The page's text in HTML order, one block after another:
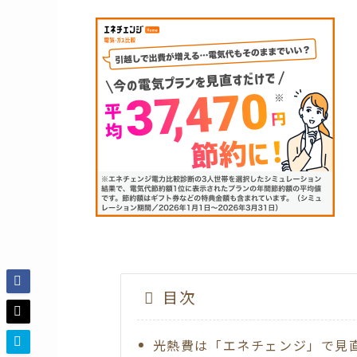
目次
光熱費は「エネチェンジ」で見